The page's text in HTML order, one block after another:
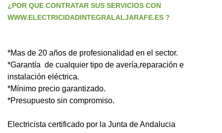
¿POR QUE CONTRATAR SUS SERVICIOS CON
WWW.ELECTRICIDADINTEGRALALJARAFE.ES ?
*Mas de 20 años de profesionalidad en el sector.
*Garantía de cualquier tipo de avería,reparación e
instalación eléctrica.
*Mínimo precio garantizado.
*Presupuesto sin compromiso.
Electricista certificado por la Junta de Andalucia